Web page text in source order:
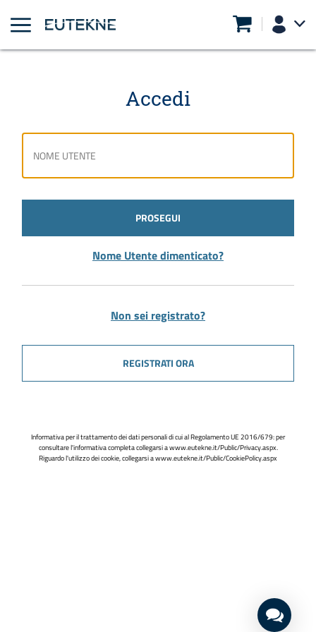
Accedi
PROSEGUI
Nome Utente dimenticato?
Non sei registrato?
REGISTRATI ORA
Informativa per il trattamento dei dati personali di cui al Regolamento UE 2016/679: per
consultare l'informativa completa collegarsi awww.eutekne.it/Public/Privacy.aspx.
Riguardo l'utilizzo dei cookie, collegarsi awww.eutekne.it/Public/CookiePolicy.aspx